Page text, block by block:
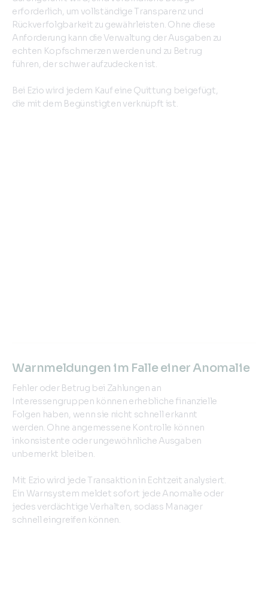
erforderlich, um vollständige Transparenz und
Rückverfolgbarkeit zu gewährleisten. Ohne diese
Anforderung kann die Verwaltung der Ausgaben zu
echten Kopfschmerzen werden und zu Betrug
führen, der schwer aufzudecken ist.
Bei Ezio wird jedem Kauf eine Quittung beigefügt,
die mit dem Begünstigten verknüpft ist.
Warnmeldungen im Falle einer Anomalie
Fehler oder Betrug bei Zahlungen an
Interessengruppen können erhebliche finanzielle
Folgen haben, wenn sie nicht schnell erkannt
werden. Ohne angemessene Kontrolle können
inkonsistente oder ungewöhnliche Ausgaben
unbemerkt bleiben.
Mit Ezio wird jede Transaktion in Echtzeit analysiert.
Ein Warnsystem meldet sofort jede Anomalie oder
jedes verdächtige Verhalten, sodass Manager
schnell eingreifen können.